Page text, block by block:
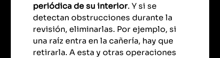
periódica de su interior. Y si se
detectan obstrucciones durante la
revisión, eliminarlas. Por ejemplo, si
una raíz entra en la cañería, hay que
retirarla. A esta y otras operaciones